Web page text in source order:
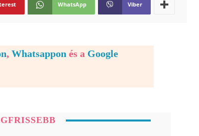
WhatsApp Viber
, Whatsappon és a Google